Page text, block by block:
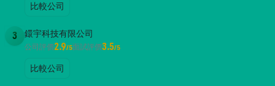
比較公司
3 鐶宇科技有限公司
公司評價2.9/5面試評價3.5/5
比較公司